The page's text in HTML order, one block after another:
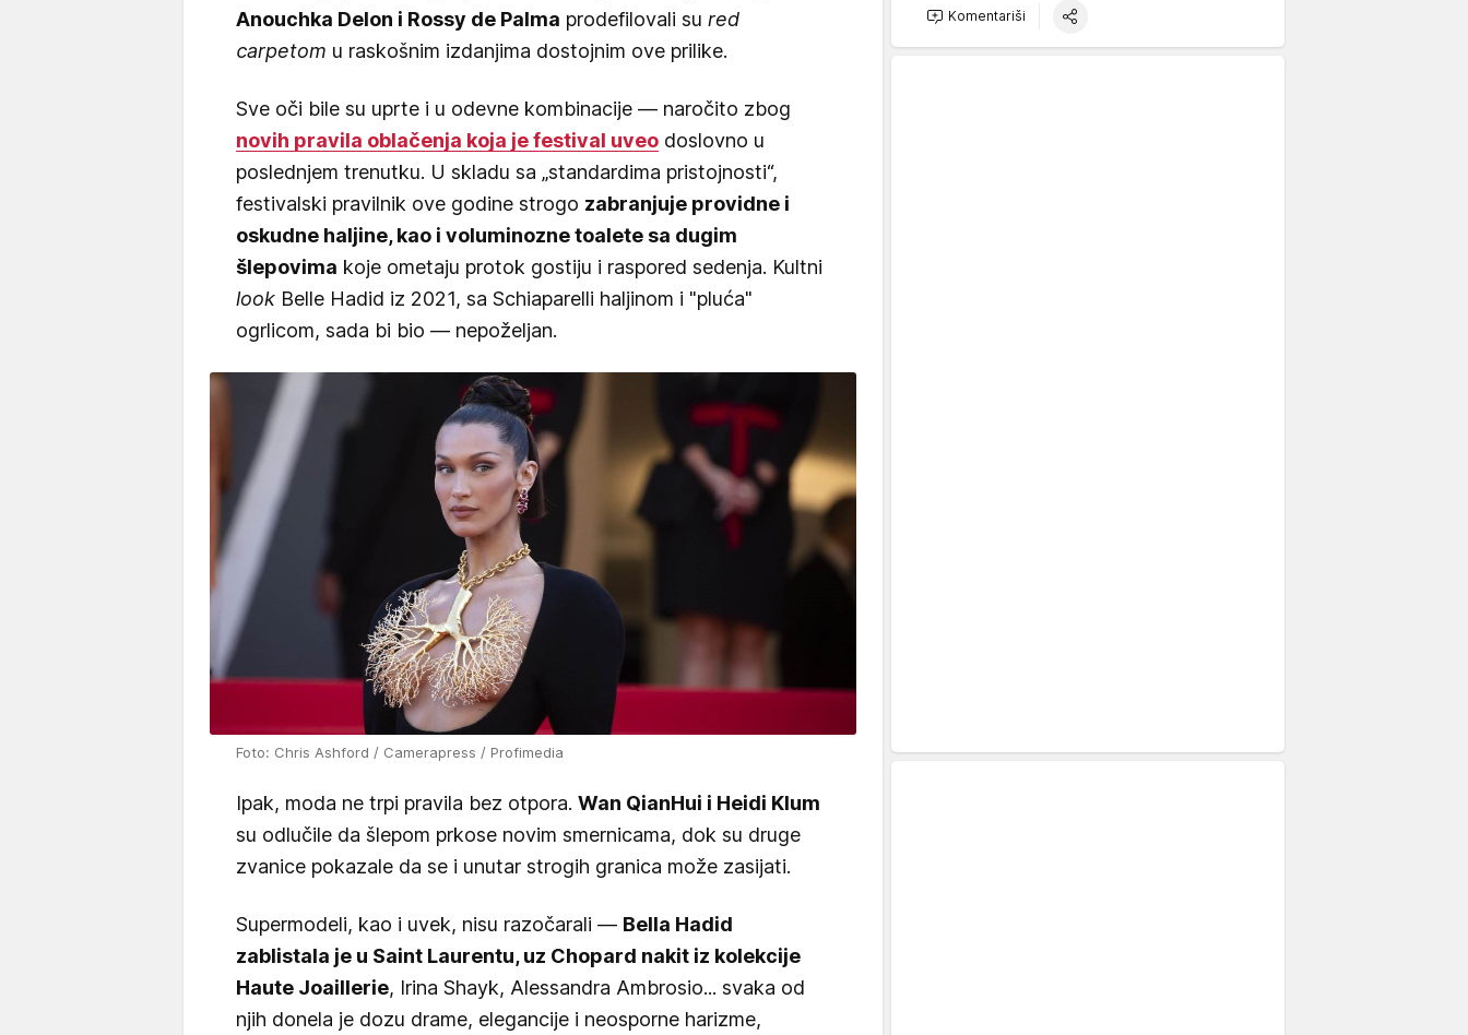
Anouchka Delon i Rossy de Palma prodefilovali su red
carpetom u raskošnim izdanjima dostojnim ove prilike.
Sve oči bile su uprte i u odevne kombinacije — naročito zbog
novih pravila oblačenja koja je festival uveo doslovno u
poslednjem trenutku. U skladu sa „standardima pristojnosti“,
festivalski pravilnik ove godine strogo zabranjuje providne i
oskudne haljine, kao i voluminozne toalete sa dugim
šlepovima koje ometaju protok gostiju i raspored sedenja. Kultni
look Belle Hadid iz 2021, sa Schiaparelli haljinom i "pluća"
ogrlicom, sada bi bio — nepoželjan.
Foto: Chris Ashford / Camerapress / Profimedia
Ipak, moda ne trpi pravila bez otpora. Wan QianHui i Heidi Klum
su odlučile da šlepom prkose novim smernicama, dok su druge
zvanice pokazale da se i unutar strogih granica može zasijati.
Supermodeli, kao i uvek, nisu razočarali — Bella Hadid
zablistala je u Saint Laurentu, uz Chopard nakit iz kolekcije
Haute Joaillerie, Irina Shayk, Alessandra Ambrosio... svaka od
njih donela je dozu drame, elegancije i neosporne harizme,
Komentariši